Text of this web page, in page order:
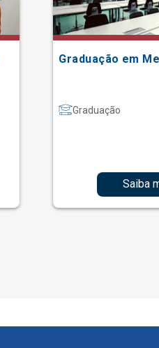
Graduação em
Graduação
Saiba